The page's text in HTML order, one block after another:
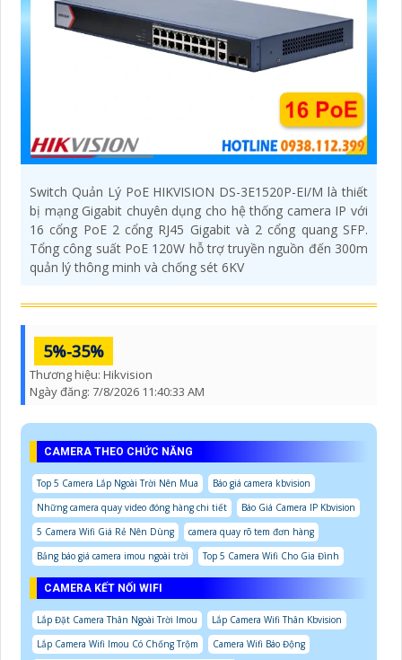
Switch Quản Lý PoE HIKVISION DS-3E1520P-EI/M là thiết
bị mạng Gigabit chuyên dụng cho hệ thống camera IP với
16 cổng PoE 2 cổng RJ45 Gigabit và 2 cổng quang SFP.
Tổng công suất PoE 120W hỗ trợ truyền nguồn đến 300m
quản lý thông minh và chống sét 6KV
5%-35%
Thương hiệu: Hikvision
Ngày đăng: 7/8/2026 11:40:33 AM
CAMERA THEO CHỨC NĂNG
Top 5 Camera Lắp Ngoài Trời Nên Mua
Báo giá camera kbvision
Những camera quay video đóng hàng chi tiết
Báo Giá Camera IP Kbvision
5 Camera Wifi Giá Rẻ Nên Dùng
camera quay rõ tem đơn hàng
Bảng báo giá camera imou ngoài trời
Top 5 Camera Wifi Cho Gia Đình
CAMERA KẾT NỐI WIFI
Lắp Đặt Camera Thân Ngoài Trời Imou
Lắp Camera Wifi Thân Kbvision
Lắp Camera Wifi Imou Có Chống Trộm
Camera Wifi Báo Động